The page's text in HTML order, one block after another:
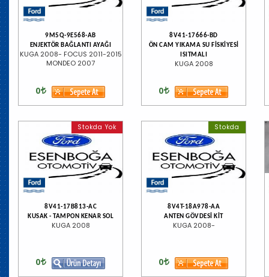
9M5Q-9E568-AB
ENJEKTÖR BAĞLANTI AYAĞI
KUGA 2008- FOCUS 2011-2015
MONDEO 2007
0
8V41-17666-BD
ÖN CAM YIKAMA SU FİSKİYESİ
ISITMALI
KUGA 2008
0
Stokda Yok
8V41-17B813-AC
KUSAK - TAMPON KENAR SOL
KUGA 2008
0
Stokda
8V4T-18A978-AA
ANTEN GÖVDESİ KİT
KUGA 2008-
0